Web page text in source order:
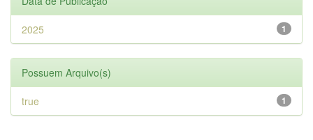
1
2025
Possuem Arquivo(s)
1
true